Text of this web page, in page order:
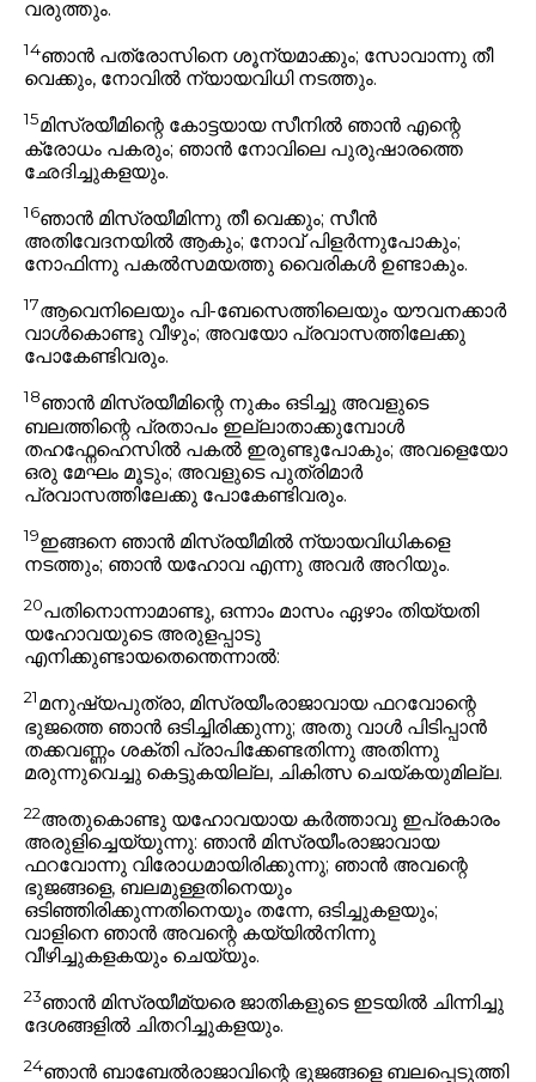
വരുത്തും.
14ഞാൻ പത്രോസിനെ ശൂന്യമാക്കും; സോവാന്നു തീ
വെക്കും, നോവിൽ ന്യായവിധി നടത്തും.
15മിസ്രയീമിന്റെ കോട്ടയായ സീനിൽ ഞാൻ എന്റെ
ക്രോധം പകരും; ഞാൻ നോവിലെ പുരുഷാരത്തെ
ഛേദിച്ചുകളയും.
16ഞാൻ മിസ്രയീമിന്നു തീ വെക്കും; സീൻ
അതിവേദനയിൽ ആകും; നോവ് പിളർന്നുപോകും;
നോഫിന്നു പകൽസമയത്തു വൈരികൾ ഉണ്ടാകും.
17ആവെനിലെയും പി-ബേസെത്തിലെയും യൗവനക്കാർ
വാൾകൊണ്ടു വീഴും; അവയോ പ്രവാസത്തിലേക്കു
പോകേണ്ടിവരും.
18ഞാൻ മിസ്രയീമിന്റെ നുകം ഒടിച്ചു അവളുടെ
ബലത്തിന്റെ പ്രതാപം ഇല്ലാതാക്കുമ്പോൾ
തഹഫ്നേഹെസിൽ പകൽ ഇരുണ്ടുപോകും; അവളെയോ
ഒരു മേഘം മൂടും; അവളുടെ പുത്രിമാർ
പ്രവാസത്തിലേക്കു പോകേണ്ടിവരും.
19ഇങ്ങനെ ഞാൻ മിസ്രയീമിൽ ന്യായവിധികളെ
നടത്തും; ഞാൻ യഹോവ എന്നു അവർ അറിയും.
20പതിനൊന്നാമാണ്ടു, ഒന്നാം മാസം ഏഴാം തിയ്യതി
യഹോവയുടെ അരുളപ്പാടു
എനിക്കുണ്ടായതെന്തെന്നാൽ:
21മനുഷ്യപുത്രാ, മിസ്രയീംരാജാവായ ഫറവോന്റെ
ഭുജത്തെ ഞാൻ ഒടിച്ചിരിക്കുന്നു; അതു വാൾ പിടിപ്പാൻ
തക്കവണ്ണം ശക്തി പ്രാപിക്കേണ്ടതിന്നു അതിന്നു
മരുന്നുവെച്ചു കെട്ടുകയില്ല, ചികിത്സ ചെയ്കയുമില്ല.
22അതുകൊണ്ടു യഹോവയായ കർത്താവു ഇപ്രകാരം
അരുളിച്ചെയ്യുന്നു: ഞാൻ മിസ്രയീംരാജാവായ
ഫറവോന്നു വിരോധമായിരിക്കുന്നു; ഞാൻ അവന്റെ
ഭുജങ്ങളെ, ബലമുള്ളതിനെയും
ഒടിഞ്ഞിരിക്കുന്നതിനെയും തന്നേ, ഒടിച്ചുകളയും;
വാളിനെ ഞാൻ അവന്റെ കയ്യിൽനിന്നു
വീഴിച്ചുകളകയും ചെയ്യും.
23ഞാൻ മിസ്രയീമ്യരെ ജാതികളുടെ ഇടയിൽ ചിന്നിച്ചു
ദേശങ്ങളിൽ ചിതറിച്ചുകളയും.
24ഞാൻ ബാബേൽരാജാവിന്റെ ഭുജങ്ങളെ ബലപ്പെടുത്തി